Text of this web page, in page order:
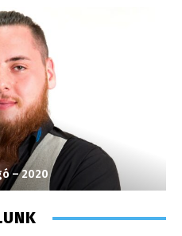
– 2020